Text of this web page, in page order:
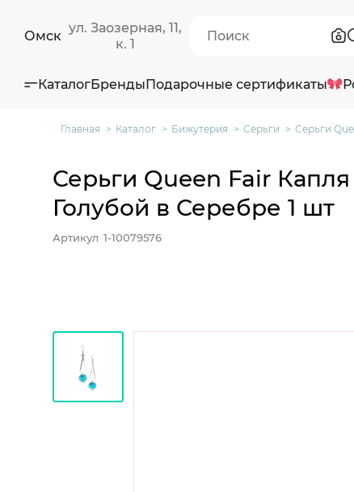
Омск
ул. Заозерная, 11,
к. 1
КаталогБрендыПодарочные сертификаты
Главная Каталог Бижутерия Серьги Серьги
Серьги Queen Fair
Голубой в Серебре 1 шт
Артикул 1-10079576